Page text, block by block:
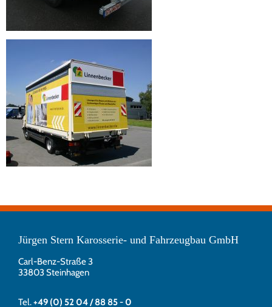
Jürgen Stern Karosserie- und Fahrzeugbau GmbH
Carl-Benz-Straße 3
33803 Steinhagen
Tel.+49 (0) 52 04 / 88 85 - 0